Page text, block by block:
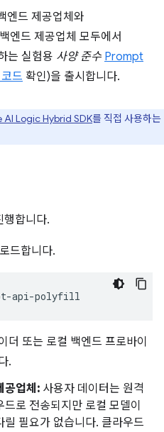
엔드 제공업체와
엔드 제공업체 모두에서
는 실험용 사양 준수 Prompt
드 확인)을 출시합니다.
AI Logic Hybrid SDK를 직접 사용하는
행합니다.
드합니다.
더 또는 로컬 백엔드 프로바이
.
공업체: 사용자 데이터는 원격
로 전송되지만 로컬 모델이
릴 필요가 없습니다. 클라우드